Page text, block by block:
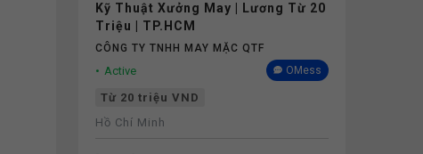
Kỹ Thuật Xưởng May | Lương Từ 20
Triệu | TP.HCM
CÔNG TY TNHH MAY MẶC QTF
Active OMess
Từ 20 triệu VND
Hồ Chí Minh